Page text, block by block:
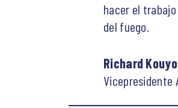
hacer el
del fuego.
Richard
Vicepresidente